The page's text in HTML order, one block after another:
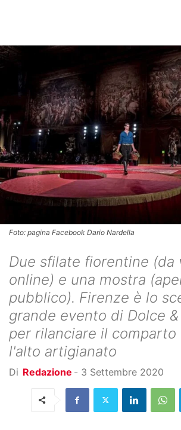
Foto: pagina Facebook Dario Nardella
Due sfilate fiorentine (da
online) e una mostra
pubblico). Firenze è lo
grande evento di Dolce
per rilanciare il comparto
l'alto artigianato
Di Redazione - 3 Settembre 2020